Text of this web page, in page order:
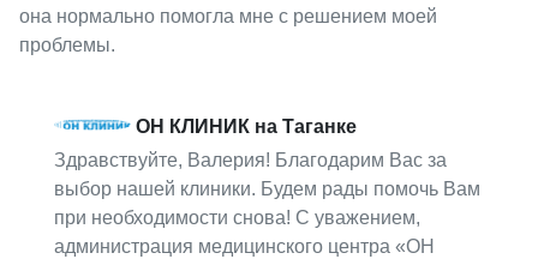
она нормально помогла мне с решением моей
проблемы.
ОН КЛИНИК на Таганке
Здравствуйте, Валерия! Благодарим Вас за
выбор нашей клиники. Будем рады помочь Вам
при необходимости снова! С уважением,
администрация медицинского центра «ОН